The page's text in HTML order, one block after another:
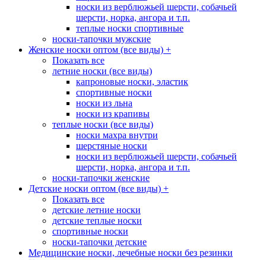
носки из верблюжьей шерсти, собачьей
шерсти, норка, ангора и т.п.
теплые носки спортивные
носки-тапочки мужские
Женские носки оптом (все виды) +
Показать все
летние носки (все виды)
капроновые носки, эластик
спортивные носки
носки из льна
носки из крапивы
теплые носки (все виды)
носки махра внутри
шерстяные носки
носки из верблюжьей шерсти, собачьей
шерсти, норка, ангора и т.п.
носки-тапочки женские
Детские носки оптом (все виды) +
Показать все
детские летние носки
детские теплые носки
спортивные носки
носки-тапочки детские
Медицинские носки, лечебные носки без резинки